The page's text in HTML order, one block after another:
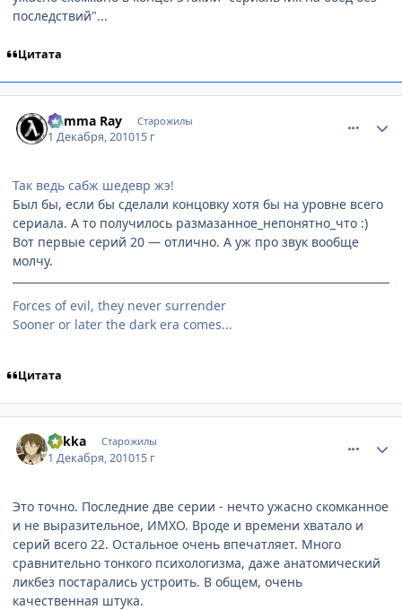
последствий"...
Цитата
Gamma Ray Старожилы
1 Декабря, 201015 г
Так ведь сабж шедевр жэ!
Был бы, если бы сделали концовку хотя бы на уровне всего
сериала. А то получилось размазанное_непонятно_что :)
Вот первые серий 20 — отлично. А уж про звук вообще
молчу.
Forces of evil, they never surrender
Sooner or later the dark era comes...
Цитата
Rаkka Старожилы
1 Декабря, 201015 г
Это точно. Последние две серии - нечто ужасно скомканное
и не выразительное, ИМХО. Вроде и времени хватало и
серий всего 22. Остальное очень впечатляет. Много
сравнительно тонкого психологизма, даже анатомический
ликбез постарались устроить. В общем, очень
качественная штука.